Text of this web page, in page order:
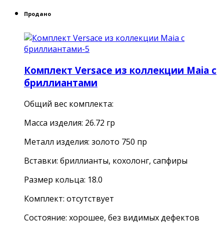
Продано
Комплект Versace из коллекции Maia с
бриллиантами
Общий вес комплекта:
Масса изделия: 26.72 гр
Металл изделия: золото 750 пр
Вставки: бриллианты, кохолонг, сапфиры
Размер кольца: 18.0
Комплект: отсутствует
Состояние: хорошее, без видимых дефектов